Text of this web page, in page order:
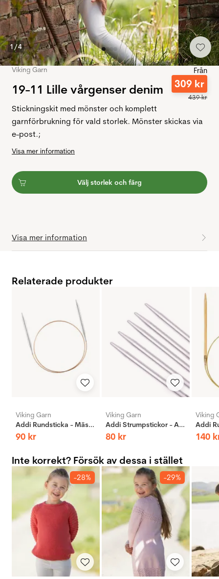
1/4
Viking Garn
19-11 Lille vårgenser denim
Från
309 kr
439kr
Stickningskit med mönster och komplett
garnförbrukning för vald storlek. Mönster skickas via
e-post.;
Visa mer information
Välj storlek och färg
Visa mer information
Relaterade produkter
Viking Garn
Addi Rundsticka - Mässing
90 kr
Viking Garn
Addi Strumpstickor - Aluminium
80 kr
Viking
140
Inte korrekt? Försök av dessa i stället
-28% -29%